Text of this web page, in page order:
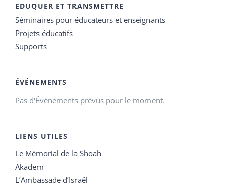
EDUQUER ET TRANSMETTRE
Séminaires pour éducateurs et enseignants
Projets éducatifs
Supports
ÉVÉNEMENTS
Pas d'Évènements prévus pour le moment.
LIENS UTILES
Le Mémorial de la Shoah
Akadem
L’Ambassade d’Israël